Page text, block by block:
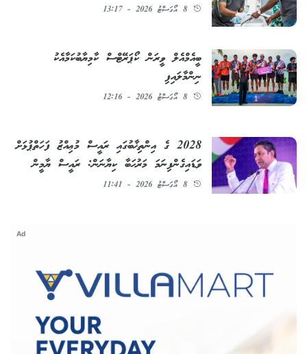
8 އޯގަސްޓު 2026 - 13:17
ބީއެމްއެލް ވީރަން ކޯޕަރޭޓްސް ކާމިޔާބުކަމާއެކު
ނިންމާލައިފި
8 އޯގަސްޓު 2026 - 12:16
2028 ގެ އިންތިޚާބުގައި ރައީސް މުޢިއްޒު ފަހަތްޕުޅަށް
ވަޑައިގެންފިނަމަ މަރުޙަބާ ކިޔާނަން: ރައީސް ޔާމީން
8 އޯގަސްޓު 2026 - 11:41
Ad